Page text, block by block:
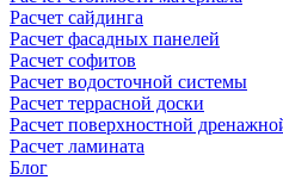
Расчет сайдинга
Расчет фасадных панелей
Расчет софитов
Расчет водосточной системы
Расчет террасной доски
Расчет поверхностной
Расчет ламината
Блог